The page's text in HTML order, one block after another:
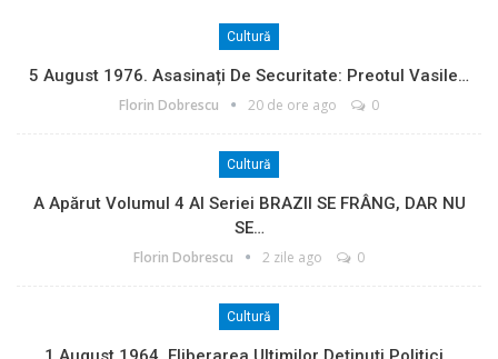
Cultură
5 August 1976. Asasinați De Securitate: Preotul Vasile…
Florin Dobrescu 20 de ore ago 0
Cultură
A Apărut Volumul 4 Al Seriei BRAZII SE FRÂNG, DAR NU
SE…
Florin Dobrescu 2 zile ago 0
Cultură